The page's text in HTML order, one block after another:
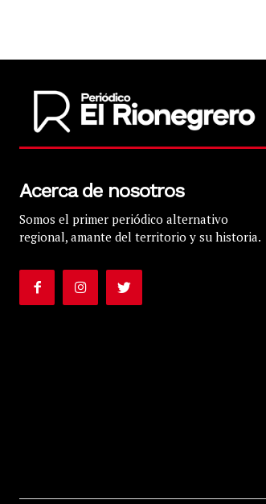
Acerca de nosotros
Somos el primer periódico alternativo
regional, amante del territorio y su historia.